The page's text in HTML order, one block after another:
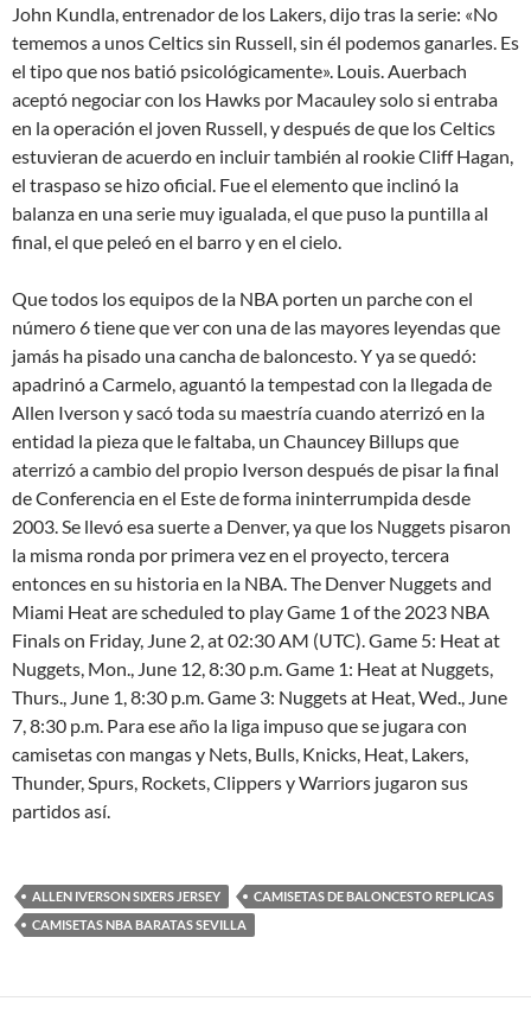
John Kundla, entrenador de los Lakers, dijo tras la serie: «No
tememos a unos Celtics sin Russell, sin él podemos ganarles. Es
el tipo que nos batió psicológicamente». Louis. Auerbach
aceptó negociar con los Hawks por Macauley solo si entraba
en la operación el joven Russell, y después de que los Celtics
estuvieran de acuerdo en incluir también al rookie Cliff Hagan,
el traspaso se hizo oficial. Fue el elemento que inclinó la
balanza en una serie muy igualada, el que puso la puntilla al
final, el que peleó en el barro y en el cielo.
Que todos los equipos de la NBA porten un parche con el
número 6 tiene que ver con una de las mayores leyendas que
jamás ha pisado una cancha de baloncesto. Y ya se quedó:
apadrinó a Carmelo, aguantó la tempestad con la llegada de
Allen Iverson y sacó toda su maestría cuando aterrizó en la
entidad la pieza que le faltaba, un Chauncey Billups que
aterrizó a cambio del propio Iverson después de pisar la final
de Conferencia en el Este de forma ininterrumpida desde
2003. Se llevó esa suerte a Denver, ya que los Nuggets pisaron
la misma ronda por primera vez en el proyecto, tercera
entonces en su historia en la NBA. The Denver Nuggets and
Miami Heat are scheduled to play Game 1 of the 2023 NBA
Finals on Friday, June 2, at 02:30 AM (UTC). Game 5: Heat at
Nuggets, Mon., June 12, 8:30 p.m. Game 1: Heat at Nuggets,
Thurs., June 1, 8:30 p.m. Game 3: Nuggets at Heat, Wed., June
7, 8:30 p.m. Para ese año la liga impuso que se jugara con
camisetas con mangas y Nets, Bulls, Knicks, Heat, Lakers,
Thunder, Spurs, Rockets, Clippers y Warriors jugaron sus
partidos así.
ALLEN IVERSON SIXERS JERSEY
CAMISETAS DE BALONCESTO REPLICAS
CAMISETAS NBA BARATAS SEVILLA